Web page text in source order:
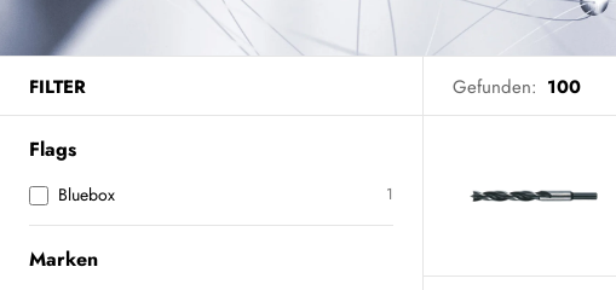
FILTER Gefunden: 100
Flags
Bluebox 1
Marken